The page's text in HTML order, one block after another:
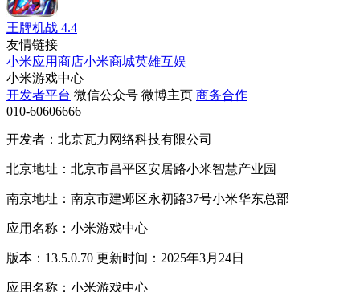
王牌机战 4.4
友情链接
小米应用商店小米商城英雄互娱
小米游戏中心
开发者平台 微信公众号 微博主页 商务合作
010-60606666
开发者：北京瓦力网络科技有限公司
北京地址：北京市昌平区安居路小米智慧产业园
南京地址：南京市建邺区永初路37号小米华东总部
应用名称：小米游戏中心
版本：13.5.0.70 更新时间：2025年3月24日
应用名称：小米游戏中心